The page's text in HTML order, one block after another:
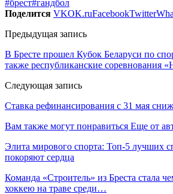
#брест#гандбол
Поделится VKOK.ruFacebookTwitter
Предыдущая запись
В Бресте прошел Кубок Беларуси по
также республиканские соревнования
Следующая запись
Ставка рефинансирования с 31 мая
Вам также могут понравиться Еще от
Элита мирового спорта: Топ-5 лучших
покоряют сердца
Команда «Строитель» из Бреста стала
хоккею на траве среди…